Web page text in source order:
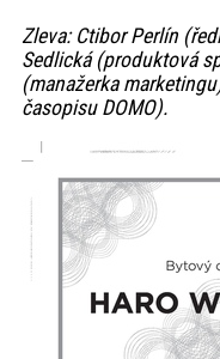
Zleva: Ctibor Perlín
Sedlická (produktová
(manažerka
časopisu DOMO).